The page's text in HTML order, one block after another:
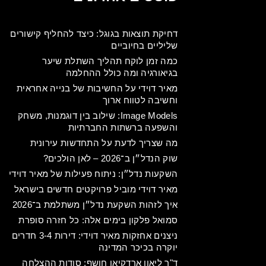
דחיקת תוצאות בגוגל: כיצד להחליף קישורים
שליליים בחיוביים
כמה זמן לוקח תהליך השתלת שיער
בגיאורגיה ומה כולל ההחלמה
מאיר דוידי על החשיבות של בנייה אחראית
וחשיבה לטווח ארוך
Image Models: שילוב בין דוגמנות, משחק
והשפעה ברשתות החברתיות
מה שצריך לדעת על התחדשות עירונית
שוק הנדל״ן ב־2026 – לאן הולכים?
השקעות נדל״ן: ניתוח פעילות של מאיר דוידי
מאיר דוידי מוביל פרויקטים חדשים בישראל
איך לזהות השקעת נדל״ן משתלמת ב־2026
סמואל פלקון בימים אלה: כל חזרה סופרת
ניצנים אחזקות מאיר דוידי: דירות 3-4 חדרים
יוקרה בכיכר המדינה
ד"ר ליאון ארדקיאן חושף: סודות ההצלחה